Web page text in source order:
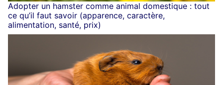
Adopter un hamster comme animal domestique : tout
ce qu’il faut savoir (apparence, caractère,
alimentation, santé, prix)